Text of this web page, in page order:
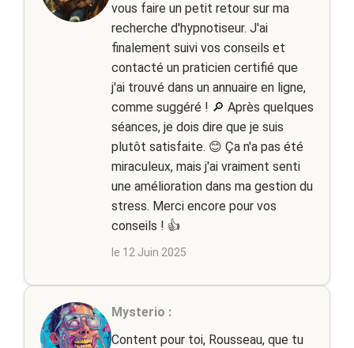
vous faire un petit retour sur ma
recherche d'hypnotiseur. J'ai
finalement suivi vos conseils et
contacté un praticien certifié que
j'ai trouvé dans un annuaire en ligne,
comme suggéré ! 🔎 Après quelques
séances, je dois dire que je suis
plutôt satisfaite. 😊 Ça n'a pas été
miraculeux, mais j'ai vraiment senti
une amélioration dans ma gestion du
stress. Merci encore pour vos
conseils ! 👍
le 12 Juin 2025
Mysterio :
Content pour toi, Rousseau, que tu